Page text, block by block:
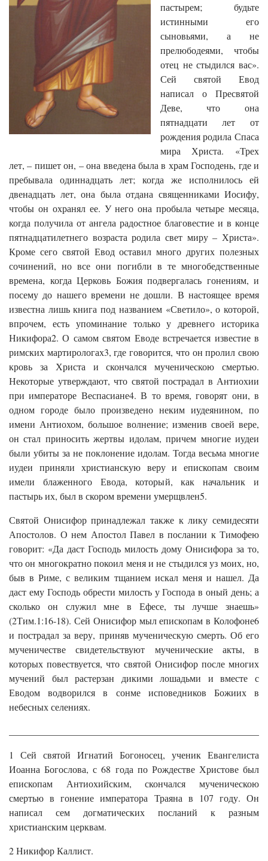
пастырем; будьте
истинными его
сыновьями, а не
прелюбодеями, чтобы
отец не стыдился вас».
Сей святой Евод
написал о Пресвятой
Деве, что она
пятнадцати лет от
рождения родила Спаса
мира Христа. «Трех
лет, – пишет он, – она введена была в храм Господень, где и
пребывала одиннадцать лет; когда же исполнилось ей
двенадцать лет, она была отдана священниками Иосифу,
чтобы он охранял ее. У него она пробыла четыре месяца,
когда получила от ангела радостное благовестие и в конце
пятнадцатилетнего возраста родила свет миру – Христа».
Кроме сего святой Евод оставил много других полезных
сочинений, но все они погибли в те многобедственные
времена, когда Церковь Божия подвергалась гонениям, и
посему до нашего времени не дошли. В настоящее время
известна лишь книга под названием «Светило», о которой,
впрочем, есть упоминание только у древнего историка
Никифора2. О самом святом Еводе встречается известие в
римских мартирологах3, где говорится, что он пролил свою
кровь за Христа и скончался мученическою смертью.
Некоторые утверждают, что святой пострадал в Антиохии
при императоре Веспасиане4. В то время, говорят они, в
одном городе было произведено неким иудеянином, по
имени Антиохом, большое волнение; изменив своей вере,
он стал приносить жертвы идолам, причем многие иудеи
были убиты за не поклонение идолам. Тогда весьма многие
иудеи приняли христианскую веру и епископам своим
имели блаженного Евода, который, как начальник и
пастырь их, был в скором времени умерщвлен5.
Святой Онисифор принадлежал также к лику семидесяти
Апостолов. О нем Апостол Павел в послании к Тимофею
говорит: «Да даст Господь милость дому Онисифора за то,
что он многократно покоил меня и не стыдился уз моих, но,
быв в Риме, с великим тщанием искал меня и нашел. Да
даст ему Господь обрести милость у Господа в оный день; а
сколько он служил мне в Ефесе, ты лучше знаешь»
(2Тим.1:16-18). Сей Онисифор мыл епископам в Колофоне6
и пострадал за веру, приняв мученическую смерть. Об его
мученичестве свидетельствуют мученические акты, в
которых повествуется, что святой Онисифор после многих
мучений был растерзан дикими лошадьми и вместе с
Еводом водворился в сонме исповедников Божиих в
небесных селениях.
1 Сей святой Игнатий Богоносец, ученик Евангелиста
Иоанна Богослова, с 68 года по Рождестве Христове был
епископам Антиохийским, скончался мученическою
смертью в гонение императора Траяна в 107 году. Он
написал сем догматических посланий к разным
христианским церквам.
2 Никифор Каллист.